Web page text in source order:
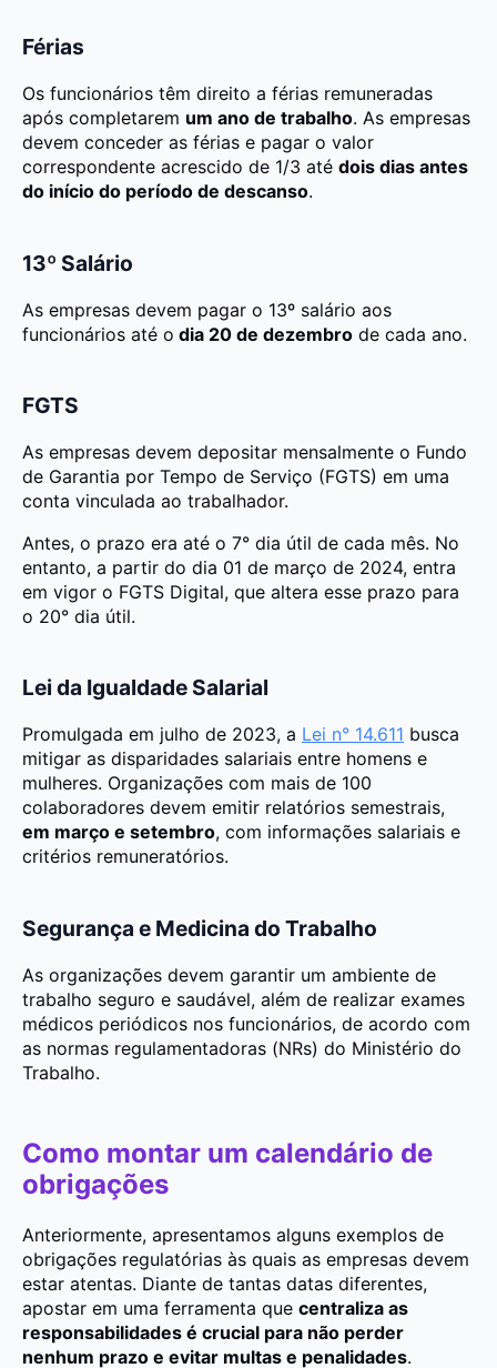
Férias
Os funcionários têm direito a férias remuneradas
após completarem um ano de trabalho. As empresas
devem conceder as férias e pagar o valor
correspondente acrescido de 1/3 até dois dias antes
do início do período de descanso.
13º Salário
As empresas devem pagar o 13º salário aos
funcionários até o dia 20 de dezembro de cada ano.
FGTS
As empresas devem depositar mensalmente o Fundo
de Garantia por Tempo de Serviço (FGTS) em uma
conta vinculada ao trabalhador.
Antes, o prazo era até o 7° dia útil de cada mês. No
entanto, a partir do dia 01 de março de 2024, entra
em vigor o FGTS Digital, que altera esse prazo para
o 20° dia útil.
Lei da Igualdade Salarial
Promulgada em julho de 2023, a Lei n° 14.611 busca
mitigar as disparidades salariais entre homens e
mulheres. Organizações com mais de 100
colaboradores devem emitir relatórios semestrais,
em março e setembro, com informações salariais e
critérios remuneratórios.
Segurança e Medicina do Trabalho
As organizações devem garantir um ambiente de
trabalho seguro e saudável, além de realizar exames
médicos periódicos nos funcionários, de acordo com
as normas regulamentadoras (NRs) do Ministério do
Trabalho.
Como montar um calendário de
obrigações
Anteriormente, apresentamos alguns exemplos de
obrigações regulatórias às quais as empresas devem
estar atentas. Diante de tantas datas diferentes,
apostar em uma ferramenta que centraliza as
responsabilidades é crucial para não perder
nenhum prazo e evitar multas e penalidades.